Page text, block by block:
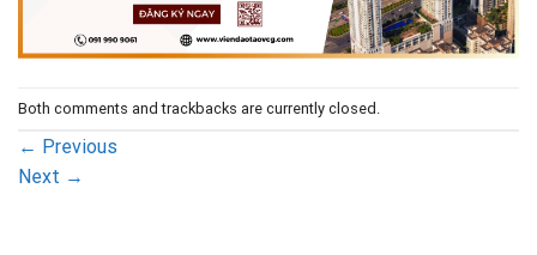
Both comments and trackbacks are currently closed.
← Previous
Next →